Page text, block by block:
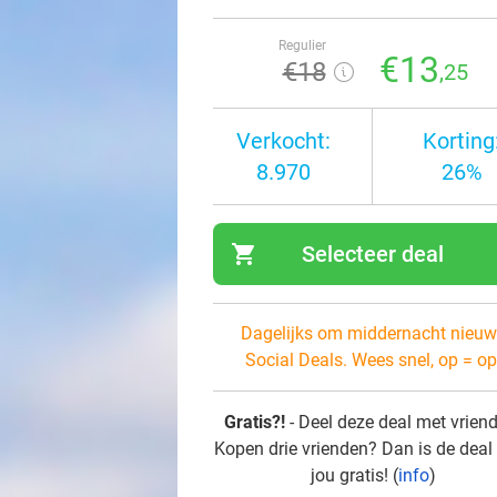
Regulier
€18 €13,25
Verkocht:
8.970
26%
shopping_cart Selecteer deal
Dagelijks om middernacht
Social Deals. Wees snel, op =
Gratis?! - Deel deze deal met
Kopen drie vrienden? Dan is de
jou gratis! (info)